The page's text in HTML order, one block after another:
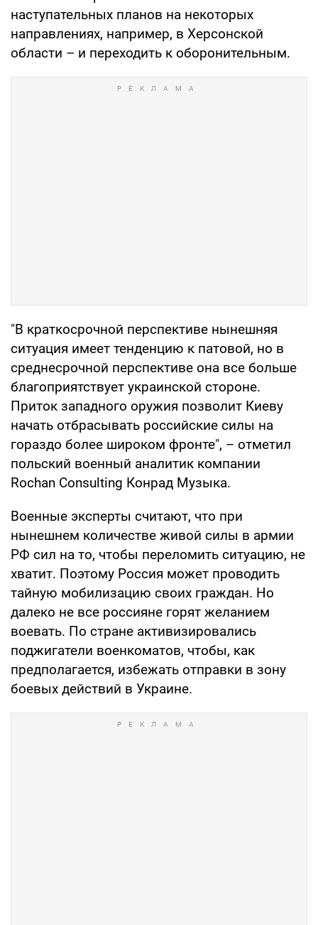
наступательных планов на некоторых
направлениях, например, в Херсонской
области – и переходить к оборонительным.
"В краткосрочной перспективе нынешняя
ситуация имеет тенденцию к патовой, но в
среднесрочной перспективе она все больше
благоприятствует украинской стороне.
Приток западного оружия позволит Киеву
начать отбрасывать российские силы на
гораздо более широком фронте", – отметил
польский военный аналитик компании
Rochan Consulting Конрад Музыка.
Военные эксперты считают, что при
нынешнем количестве живой силы в армии
РФ сил на то, чтобы переломить ситуацию, не
хватит. Поэтому Россия может проводить
тайную мобилизацию своих граждан. Но
далеко не все россияне горят желанием
воевать. По стране активизировались
поджигатели военкоматов, чтобы, как
предполагается, избежать отправки в зону
боевых действий в Украине.